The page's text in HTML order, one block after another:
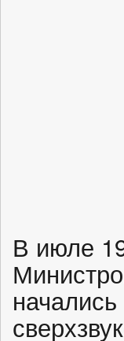
В июле